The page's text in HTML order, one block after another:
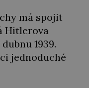
má spojit
Hitlerova
1939.
jednoduché